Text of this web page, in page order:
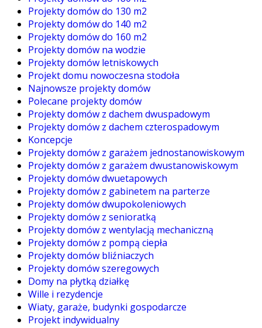
Projekty domów do 130 m2
Projekty domów do 140 m2
Projekty domów do 160 m2
Projekty domów na wodzie
Projekty domów letniskowych
Projekt domu nowoczesna stodoła
Najnowsze projekty domów
Polecane projekty domów
Projekty domów z dachem dwuspadowym
Projekty domów z dachem czterospadowym
Koncepcje
Projekty domów z garażem jednostanowiskowym
Projekty domów z garażem dwustanowiskowym
Projekty domów dwuetapowych
Projekty domów z gabinetem na parterze
Projekty domów dwupokoleniowych
Projekty domów z senioratką
Projekty domów z wentylacją mechaniczną
Projekty domów z pompą ciepła
Projekty domów bliźniaczych
Projekty domów szeregowych
Domy na płytką działkę
Wille i rezydencje
Wiaty, garaże, budynki gospodarcze
Projekt indywidualny